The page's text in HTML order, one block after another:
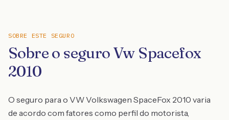
SOBRE ESTE SEGURO
Sobre o seguro Vw Spacefox
2010
O seguro para o VW Volkswagen SpaceFox 2010 varia
de acordo com fatores como perfil do motorista,